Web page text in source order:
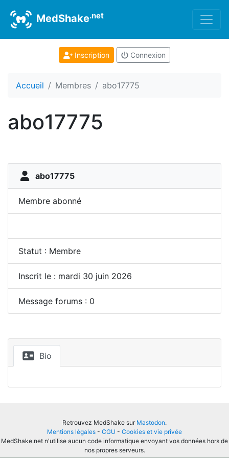
MedShake.net
Inscription Connexion
Accueil Membres abo17775
abo17775
abo17775
Membre abonné
Statut : Membre
Inscrit le : mardi 30 juin 2026
Message forums : 0
Bio
Retrouvez MedShake sur Mastodon.
Mentions légales - CGU - Cookies et vie privée
MedShake.net n'utilise aucun code informatique envoyant vos données hors de
nos propres serveurs.